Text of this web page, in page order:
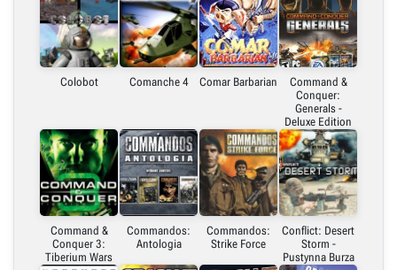
Colobot Comanche 4 Comar Barbarian
Command &
Conquer:
Generals -
Deluxe Edition
Command &
Conquer 3:
Tiberium Wars
Commandos:
Antologia
Commandos:
Strike Force
Conflict: Desert
Storm -
Pustynna Burza